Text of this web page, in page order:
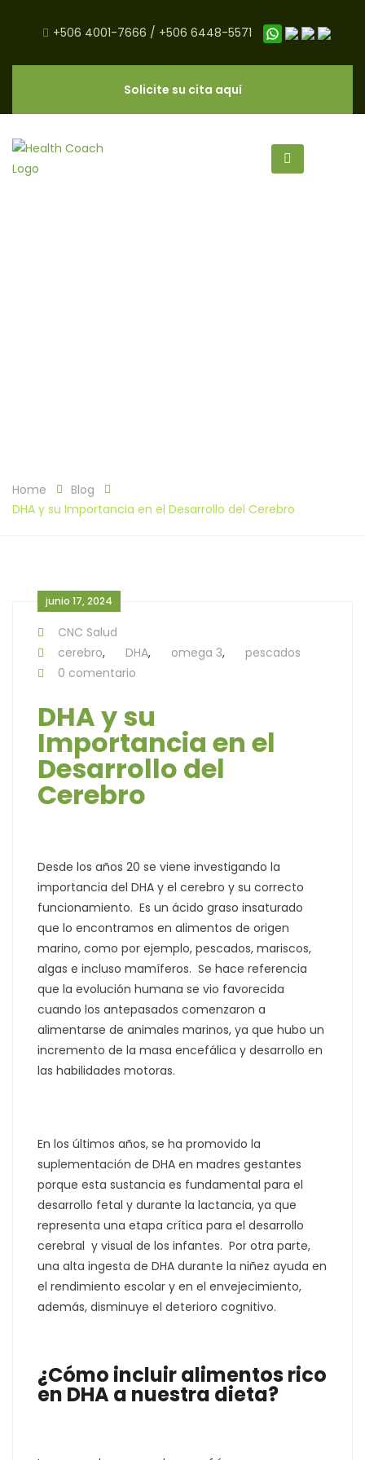
+506 4001-7666 / +506 6448-5571
Solicite su cita aquí
Home
Blog
DHA y su Importancia en el Desarrollo del Cerebro
junio 17, 2024
CNC Salud
cerebro, DHA, omega 3,
pescados
0 comentario
DHA y su
Importancia en el
Desarrollo del
Cerebro
Desde los años 20 se viene investigando la
importancia del DHA y el cerebro y su correcto
funcionamiento. Es un ácido graso insaturado
que lo encontramos en alimentos de origen
marino, como por ejemplo, pescados, mariscos,
algas e incluso mamíferos. Se hace referencia
que la evolución humana se vio favorecida
cuando los antepasados comenzaron a
alimentarse de animales marinos, ya que hubo un
incremento de la masa encefálica y desarrollo en
las habilidades motoras.
En los últimos años, se ha promovido la
suplementación de DHA en madres gestantes
porque esta sustancia es fundamental para el
desarrollo fetal y durante la lactancia, ya que
representa una etapa crítica para el desarrollo
cerebral y visual de los infantes. Por otra parte,
una alta ingesta de DHA durante la niñez ayuda en
el rendimiento escolar y en el envejecimiento,
además, disminuye el deterioro cognitivo.
¿Cómo incluir alimentos rico
en DHA a nuestra dieta?